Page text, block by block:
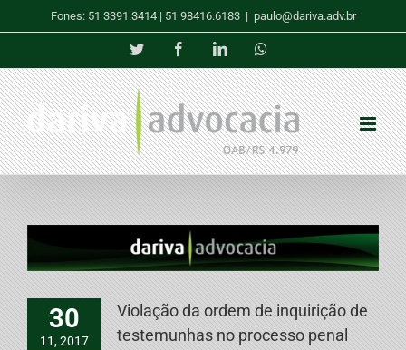
Fones: 51 3391.3414 | 51 98416.6183 | paulo@dariva.adv.br
Twitter FacebookLinkedIn
30
11, 2017
Violação da ordem de inquirição de
testemunhas no processo penal